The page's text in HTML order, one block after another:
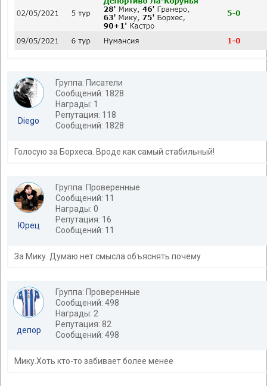
Diego
Группа: Писатели
Сообщений: 1828
Награды: 1
Репутация: 118
Сообщений: 1828
Голосую за Борхеса. Вроде как самый стабильный!
Юрец
Группа: Проверенные
Сообщений: 11
Награды: 0
Репутация: 16
Сообщений: 11
За Мику. Думаю нет смысла объяснять почему
депор
Группа: Проверенные
Сообщений: 498
Награды: 2
Репутация: 82
Сообщений: 498
Мику.Хоть кто-то забивает более менее